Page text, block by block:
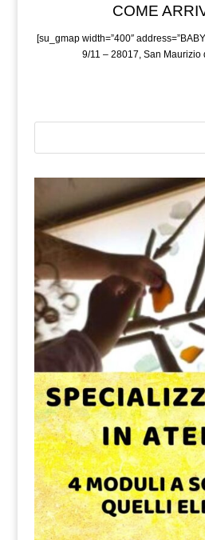
COME
[su_gmap width=”400″
9/11 – 28017, San Maurizio